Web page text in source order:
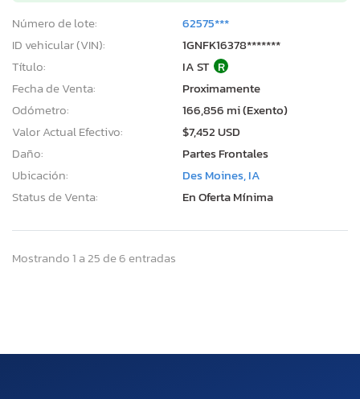
Número de lote:
62575***
ID vehicular (VIN):
1GNFK16378*******
Título:
IA ST R
Fecha de Venta:
Proximamente
Odómetro:
166,856 mi (Exento)
Valor Actual Efectivo:
$7,452 USD
Daño:
Partes Frontales
Ubicación:
Des Moines, IA
Status de Venta:
En Oferta Mínima
Mostrando 1 a 25 de 6 entradas